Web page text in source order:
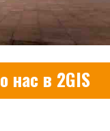
нас в 2GIS